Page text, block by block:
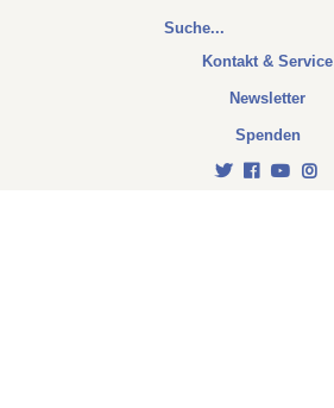
Kontakt & Service
Newsletter
Spenden